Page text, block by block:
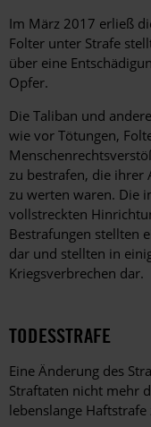
Im März 2017 erließ
Folter unter Strafe
über eine
Opfer.
Die Taliban und
wie vor Tötungen,
zu bestrafen, die ihrer
zu werten waren. Die
vollstreckten
Bestrafungen stellten
dar und stellten in
Kriegsverbrechen dar.
TODESSTRAFE
Eine Änderung des
Straftaten nicht mehr
lebenslange Haftstrafe